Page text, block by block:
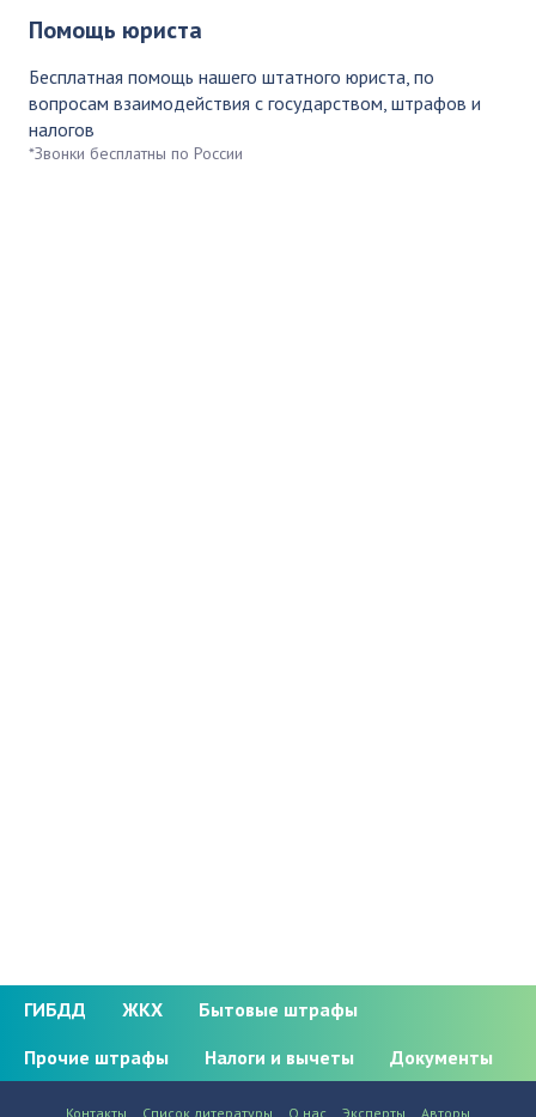
Помощь юриста
Бесплатная помощь нашего штатного юриста, по
вопросам взаимодействия с государством, штрафов и
налогов
*Звонки бесплатны по России
ГИБДД ЖКХ
Бытовые штрафы
Прочие штрафы
Налоги и вычеты Документы
Контакты Список литературы О нас Эксперты Авторы